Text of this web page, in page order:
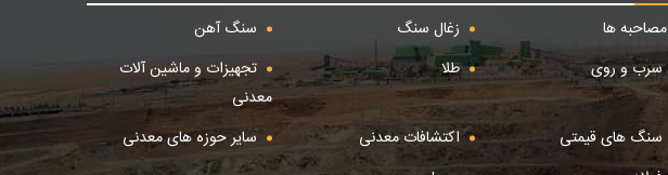
مصاحبه ها
زغال سنگ
سنگ آهن
سرب و روی
طلا
تجهیزات و ماشین آلات
معدنی
سنگ های قیمتی
اکتشافات معدنی
سایر حوزه های معدنی